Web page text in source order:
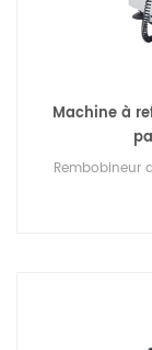
Machine à
Rembobineur